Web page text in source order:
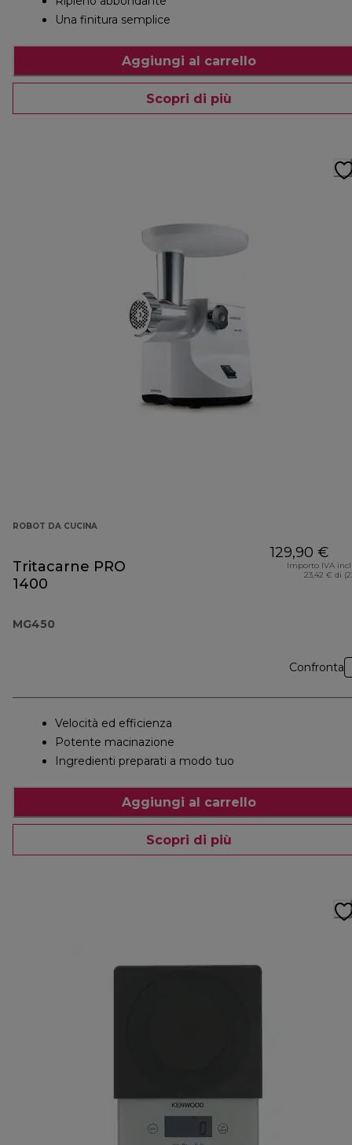
Una finitura semplice
Aggiungi al carrello
Scopri di più
ROBOT DA CUCINA
Tritacarne PRO
1400
MG450
129,90 €
Importo IVA
23,42 € di
Confronta
Velocità ed efficienza
Potente macinazione
Ingredienti preparati a modo tuo
Aggiungi al carrello
Scopri di più